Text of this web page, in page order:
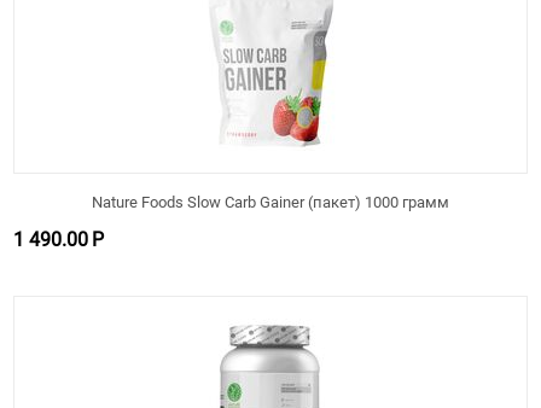
Nature Foods Slow Carb Gainer (пакет) 1000 грамм
1 490.00 Р